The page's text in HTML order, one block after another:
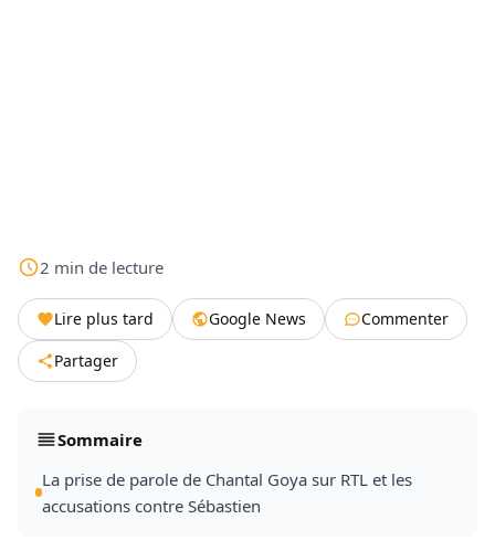
2 min de lecture
Lire plus tard Google News
Commenter
Partager
Sommaire
La prise de parole de Chantal Goya sur RTL et les
accusations contre Sébastien